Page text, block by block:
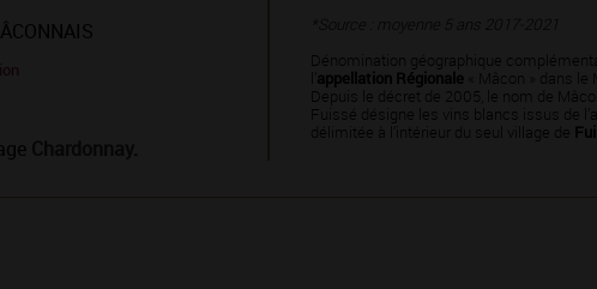
.
*Source : moyenne 5 ans 2017-2021
Dénomination géographique
appellation Régionale « Mâcon » dans le
Depuis le décret de 2005, le nom de
Fuissé désigne les vins blancs issus de
délimitée à l’intérieur du seul village de